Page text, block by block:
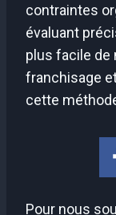
contraintes
évaluant
plus facile de
franchisage
cette
Pour nous